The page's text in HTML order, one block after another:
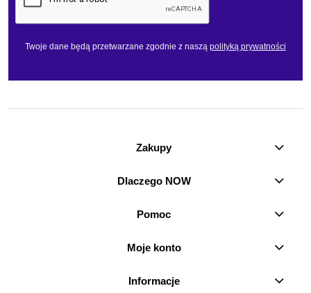
Twoje dane będą przetwarzane zgodnie z naszą polityką prywatności
Zakupy
Dlaczego NOW
Pomoc
Moje konto
Informacje